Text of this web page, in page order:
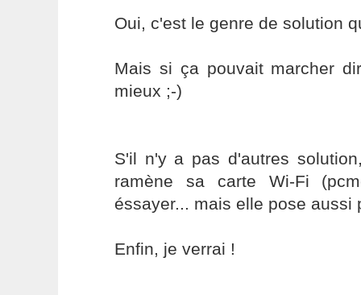
Oui, c'est le genre de solution
Mais si ça pouvait marcher
mieux ;-)
S'il n'y a pas d'autres
ramène sa carte Wi-Fi
éssayer... mais elle pose aussi
Enfin, je verrai !